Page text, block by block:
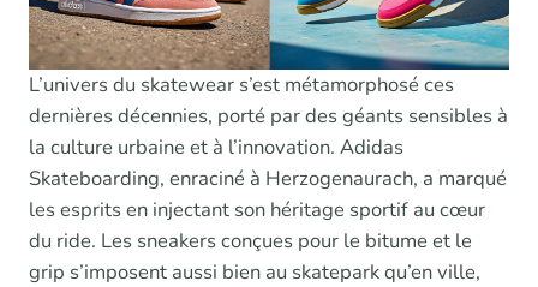
L’univers du skatewear s’est métamorphosé ces
dernières décennies, porté par des géants sensibles à
la culture urbaine et à l’innovation. Adidas
Skateboarding, enraciné à Herzogenaurach, a marqué
les esprits en injectant son héritage sportif au cœur
du ride. Les sneakers conçues pour le bitume et le
grip s’imposent aussi bien au skatepark qu’en ville,